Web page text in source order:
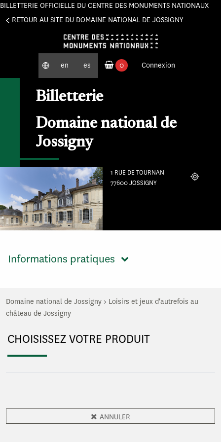
BILLETTERIE OFFICIELLE DU CENTRE DES MONUMENTS NATIONAUX
RETOUR AU SITE DU DOMAINE NATIONAL DE JOSSIGNY
en es
0
Connexion
Billetterie
Domaine national de
Jossigny
1 RUE DE TOURNAN
77600 JOSSIGNY
Localiser
Informations pratiques
Domaine national de Jossigny > Loisirs et jeux d'autrefois au
château de Jossigny
CHOISISSEZ VOTRE PRODUIT
ANNULER
Panneau de gestion des cookies